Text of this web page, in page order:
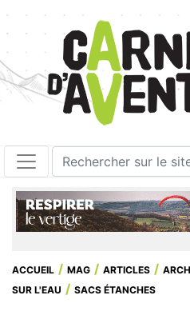
ACCUEIL MAG ARTICLES
SUR L'EAU
SACS ÉTANCHES